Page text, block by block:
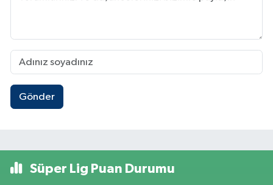
Gönder
Süper Lig Puan Durumu